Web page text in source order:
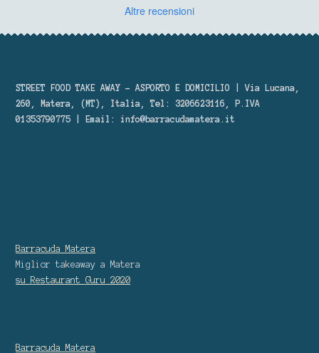
Altre recensioni
STREET FOOD TAKE AWAY – ASPORTO E DOMICILIO | Via Lucana,
260, Matera, (MT), Italia, Tel: 3206623116, P.IVA
01353790775 | Email: info@barracudamatera.it
Barracuda Matera
Miglior takeaway a Matera
su Restaurant Guru
2020
Barracuda Matera